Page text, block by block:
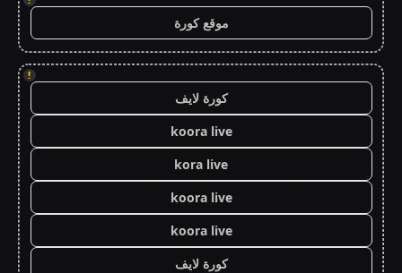
موقع كورة
!
كورة لايف
koora live
kora live
koora live
koora live
كورة لايف